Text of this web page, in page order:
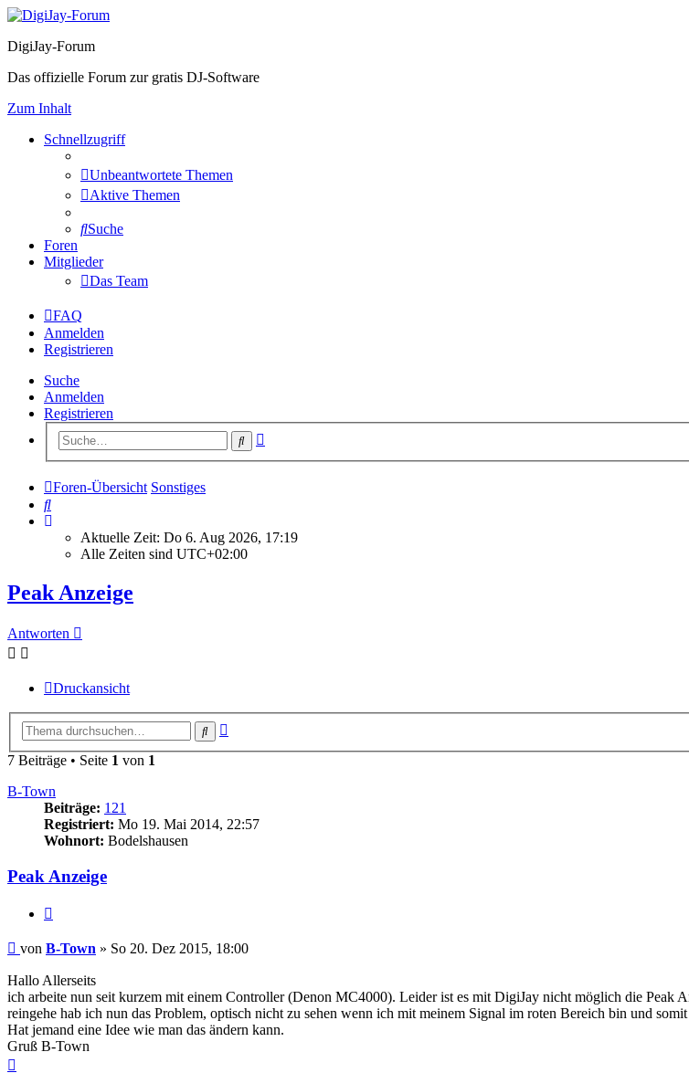
DigiJay-Forum
Das offizielle Forum zur gratis DJ-Software
Zum Inhalt
Schnellzugriff
Unbeantwortete Themen
Aktive Themen
Suche
Foren
Mitglieder
Das Team
FAQ
Anmelden
Registrieren
Suche
Anmelden
Registrieren
Suche
Foren-Übersicht Sonstiges
Suche
Aktuelle Zeit: Do 6. Aug 2026, 17:19
Alle Zeiten sind UTC+02:00
Peak Anzeige
Antworten
Druckansicht
Suche
7 Beiträge • Seite 1 von 1
B-Town
Beiträge: 121
Registriert: Mo 19. Mai 2014, 22:57
Wohnort: Bodelshausen
Peak Anzeige
Beitrag
von B-Town » So 20. Dez 2015, 18:00
Hallo Allerseits
ich arbeite nun seit kurzem mit einem Controller (Denon MC4000). Leider ist es mit DigiJay nicht möglich die
reingehe hab ich nun das Problem, optisch nicht zu sehen wenn ich mit meinem Signal im roten Bereich bin und
Hat jemand eine Idee wie man das ändern kann.
Gruß B-Town